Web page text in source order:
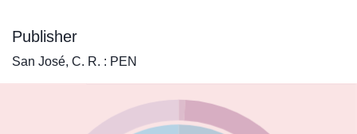
Publisher
San José, C. R. : PEN